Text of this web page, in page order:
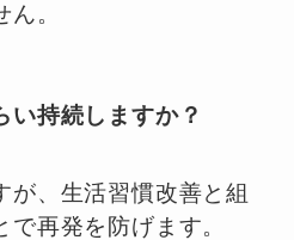
。
い持続しますか？
が、生活習慣改善と組
再発を防げます。